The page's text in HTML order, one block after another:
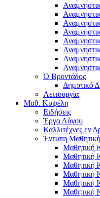
Ο Βροντάδος
Δημοτικό
Λειτουργία
Μαθ. Κυψέλη
Ειδήσεις
Έργα Λόγου
Καλλιτέχνες εν
Έντυπη
Μαθητική
Μαθητική
Μαθητική
Μαθητική
Μαθητική
Μαθητική